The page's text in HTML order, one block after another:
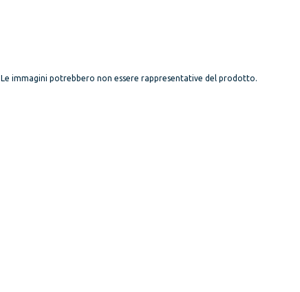
Le immagini potrebbero non essere rappresentative del prodotto.